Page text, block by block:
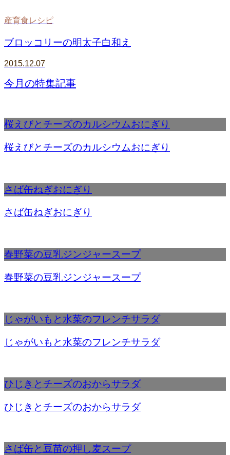
産育食レシピ
ブロッコリーの明太子白和え
2015.12.07
今月の特集記事
桜えびとチーズのカルシウムおにぎり
桜えびとチーズのカルシウムおにぎり
さば缶ねぎおにぎり
さば缶ねぎおにぎり
春野菜の豆乳ジンジャースープ
春野菜の豆乳ジンジャースープ
じゃがいもと水菜のフレンチサラダ
じゃがいもと水菜のフレンチサラダ
ひじきとチーズのおからサラダ
ひじきとチーズのおからサラダ
さば缶と豆苗の押し麦スープ